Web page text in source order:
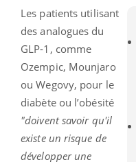
Les patients utilisant
des analogues du
GLP-1, comme
Ozempic, Mounjaro
ou Wegovy, pour le
diabète ou l’obésité
"doivent savoir qu'il
existe un risque de
développer une